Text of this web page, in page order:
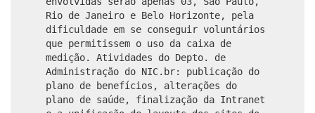
Rio de Janeiro e Belo Horizonte, pela
dificuldade em se conseguir voluntários
que permitissem o uso da caixa de
medição. Atividades do Depto. de
Administração do NIC.br: publicação do
plano de benefícios, alterações do
plano de saúde, finalização da Intranet